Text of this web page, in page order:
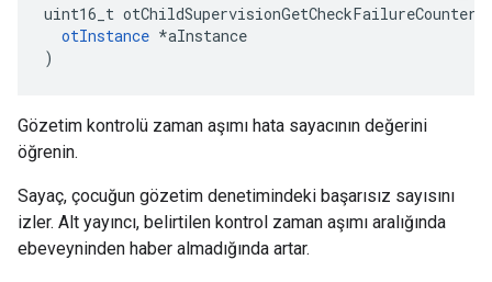
uint16_t otChildSupervisionGetCheckFailureCounter
otInstance *aInstance
)
Gözetim kontrolü zaman aşımı hata sayacının değerini
öğrenin.
Sayaç, çocuğun gözetim denetimindeki başarısız sayısını
izler. Alt yayıncı, belirtilen kontrol zaman aşımı aralığında
ebeveyninden haber almadığında artar.